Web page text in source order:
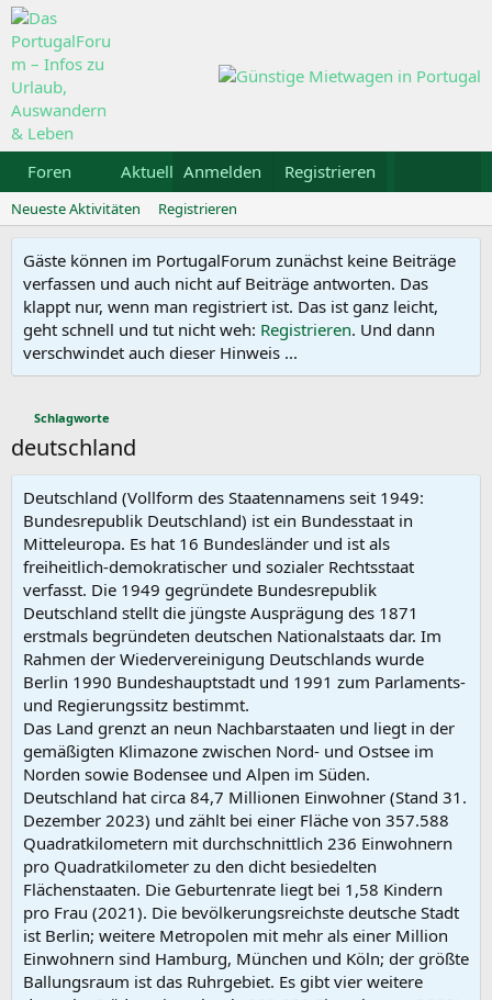
Foren Aktuelles Galerie Kalender
Anmelden Registrieren
Neueste Aktivitäten Registrieren
Gäste können im PortugalForum zunächst keine Beiträge
verfassen und auch nicht auf Beiträge antworten. Das
klappt nur, wenn man registriert ist. Das ist ganz leicht,
geht schnell und tut nicht weh: Registrieren. Und dann
verschwindet auch dieser Hinweis ...
Schlagworte
deutschland
Deutschland (Vollform des Staatennamens seit 1949:
Bundesrepublik Deutschland) ist ein Bundesstaat in
Mitteleuropa. Es hat 16 Bundesländer und ist als
freiheitlich-demokratischer und sozialer Rechtsstaat
verfasst. Die 1949 gegründete Bundesrepublik
Deutschland stellt die jüngste Ausprägung des 1871
erstmals begründeten deutschen Nationalstaats dar. Im
Rahmen der Wiedervereinigung Deutschlands wurde
Berlin 1990 Bundeshauptstadt und 1991 zum Parlaments-
und Regierungssitz bestimmt.
Das Land grenzt an neun Nachbarstaaten und liegt in der
gemäßigten Klimazone zwischen Nord- und Ostsee im
Norden sowie Bodensee und Alpen im Süden.
Deutschland hat circa 84,7 Millionen Einwohner (Stand 31.
Dezember 2023) und zählt bei einer Fläche von 357.588
Quadratkilometern mit durchschnittlich 236 Einwohnern
pro Quadratkilometer zu den dicht besiedelten
Flächenstaaten. Die Geburtenrate liegt bei 1,58 Kindern
pro Frau (2021). Die bevölkerungsreichste deutsche Stadt
ist Berlin; weitere Metropolen mit mehr als einer Million
Einwohnern sind Hamburg, München und Köln; der größte
Ballungsraum ist das Ruhrgebiet. Es gibt vier weitere